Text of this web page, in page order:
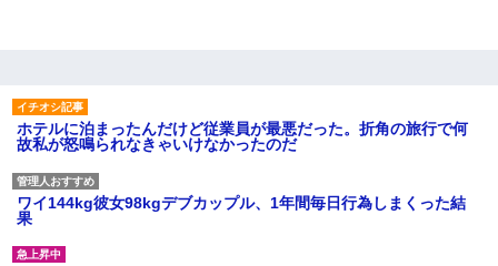
ホテルに泊まったんだけど従業員が最悪だった。折角の旅行で何
故私が怒鳴られなきゃいけなかったのだ
ワイ144kg彼女98kgデブカップル、1年間毎日行為しまくった結
果